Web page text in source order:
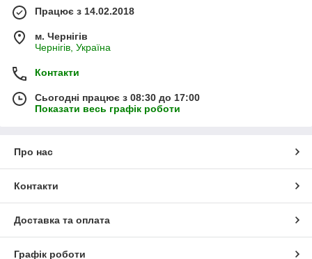
Працює з 14.02.2018
м. Чернігів
Чернігів, Україна
Контакти
Сьогодні працює з 08:30 до 17:00
Показати весь графік роботи
Про нас
Контакти
Доставка та оплата
Графік роботи